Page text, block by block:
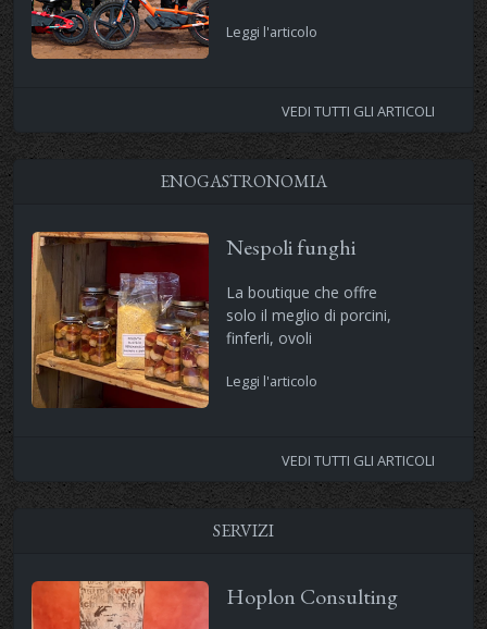
Leggi l'articolo
VEDI TUTTI GLI ARTICOLI
ENOGASTRONOMIA
Nespoli funghi
La boutique che offre
solo il meglio di porcini,
finferli, ovoli
Leggi l'articolo
VEDI TUTTI GLI ARTICOLI
SERVIZI
Hoplon Consulting